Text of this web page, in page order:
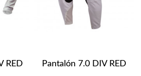
RED Pantalón 7.0 DIV RED